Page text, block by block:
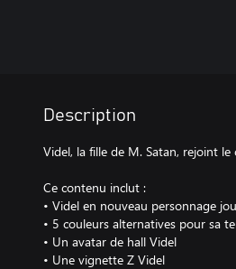
Description
Videl, la fille de M. Satan, rejoint
Ce contenu inclut :
• Videl en nouveau personnage
• 5 couleurs alternatives pour sa
• Un avatar de hall Videl
• Une vignette Z Videl